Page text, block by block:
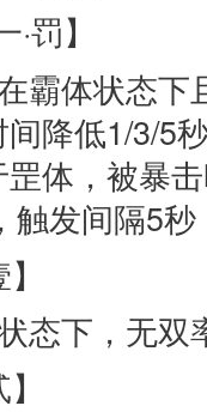
罚】
体状态下
降低1/3/5
体，被暴
触发间隔5秒
下，无双